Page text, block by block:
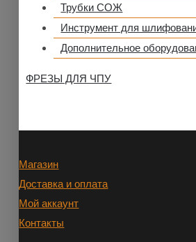
Трубки СОЖ
Инструмент для
Дополнительное
ФРЕЗЫ ДЛЯ ЧПУ
Магазин
Доставка и оплата
Мой аккаунт
Контакты